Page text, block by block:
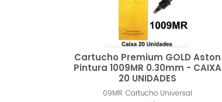
Cartucho Premium GOLD Aston
Pintura 1009MR 0.30mm - CAIXA
20 UNIDADES
09MR Cartucho Universal
Comprar